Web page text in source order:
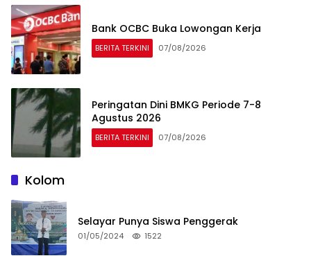
Bank OCBC Buka Lowongan Kerja
BERITA TERKINI 07/08/2026
Peringatan Dini BMKG Periode 7-8
Agustus 2026
BERITA TERKINI 07/08/2026
Kolom
Selayar Punya Siswa Penggerak
01/05/2024 1522